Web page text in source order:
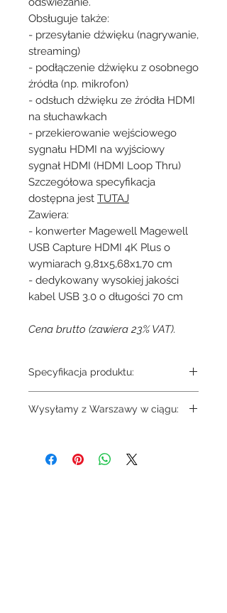
Obsługuje także:
- przesyłanie dźwięku (nagrywanie,
streaming)
- podłączenie dźwięku z osobnego
źródła (np. mikrofon)
- odsłuch dźwięku ze źródła HDMI
na słuchawkach
- przekierowanie wejściowego
sygnału HDMI na wyjściowy
sygnał HDMI (HDMI Loop Thru)
Szczegółowa specyfikacja
dostępna jest TUTAJ
Zawiera:
- konwerter Magewell Magewell
USB Capture HDMI 4K Plus o
wymiarach 9,81x5,68x1,70 cm
- dedykowany wysokiej jakości
kabel USB 3.0 o długości 70 cm
Cena brutto (zawiera 23% VAT).
Specyfikacja produktu:
Plus
Wysyłamy z Warszawy w ciągu: